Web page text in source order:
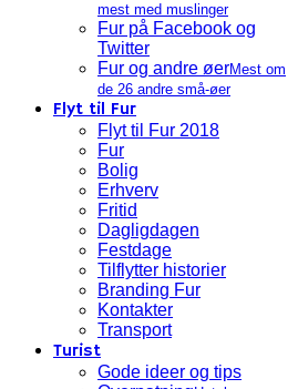
mest med muslinger
Fur på Facebook og
Twitter
Fur og andre øerMest om
de 26 andre små-øer
Flyt til Fur
Flyt til Fur 2018
Fur
Bolig
Erhverv
Fritid
Dagligdagen
Festdage
Tilflytter historier
Branding Fur
Kontakter
Transport
Turist
Gode ideer og tips